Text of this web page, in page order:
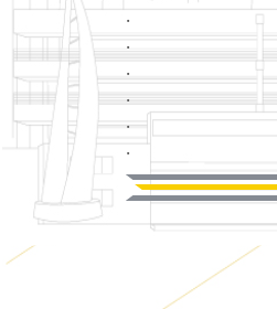
.
.
.
.
.
.